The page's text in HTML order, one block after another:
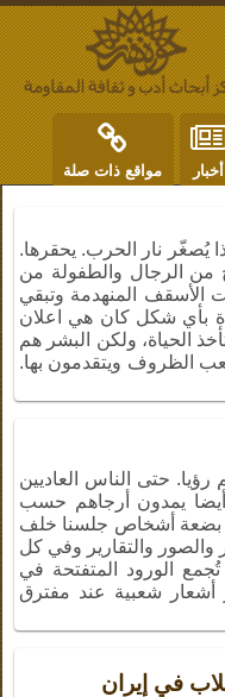
أخبار مواقع ذات صلة
يُصغّر نار الحرب. يحقرها.
من الرجال والطفولة من
الأسقف المنهدمة وتبقي
بأي شكل كان هي اعلان
الحياة، ولكن البشر هم
الظروف ويتقدمون بها.
حتى الناس العاديين
يمدون أرجاهم حسب
بضعة أشخاص جلسنا خلف
والصور والتقارير وفي كل
الورود المتفتحة في
أشعار شعبية عند مفترق
في إيران